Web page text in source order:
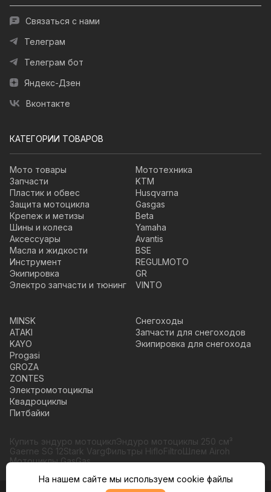
Связаться с нами
Телеграм
Телеграм бот
Яндекс-Дзен
Вконтакте
КАТЕГОРИИ ТОВАРОВ
Мото товары
Запчасти
Пластик и обвес
Защита мотоцикла
Крепеж и метизы
Шины и колеса
Аксессуары
Масла и жидкости
Инструмент
Экипировка
Электро запчасти и тюнинг
Мототехника
KTM
Husqvarna
Gasgas
Beta
Yamaha
Avantis
BSE
REGULMOTO
GR
VINTO
MINSK
ATAKI
KAYO
Progasi
GROZA
ZONTES
Электромотоциклы
Квадроциклы
Питбайки
Снегоходы
Запчасти для снегоходов
Экипировка для снегохода
Купить эндуро мотоциклЭндуро мотоциклы 250 см³
Gaerne SG 12Stark VargФильтры HifloFiltroШлем Airoh
Мотоциклы GasGas
На нашем сайте мы используем cookie файлы